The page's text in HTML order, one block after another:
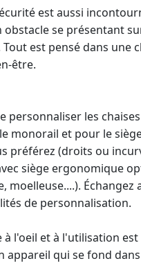
est aussi
se présentant
est pensé dans une
être.
les chaises
monorail et pour le
préférez (droits ou
siège ergonomique
Échangez
de personnalisation.
l'oeil et à l'utilisation est
qui se fond